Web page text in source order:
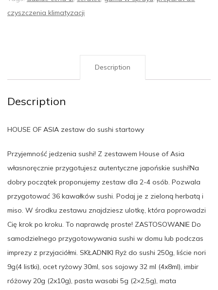
czyszczenia klimatyzacji
Description
Description
HOUSE OF ASIA zestaw do sushi startowy
Przyjemność jedzenia sushi! Z zestawem House of Asia
własnoręcznie przygotujesz autentyczne japońskie sushi!Na
dobry początek proponujemy zestaw dla 2-4 osób. Pozwala
przygotować 36 kawałków sushi. Podaj je z zieloną herbatą i
miso. W środku zestawu znajdziesz ulotkę, która poprowadzi
Cię krok po kroku. To naprawdę proste! ZASTOSOWANIE Do
samodzielnego przygotowywania sushi w domu lub podczas
imprezy z przyjaciółmi. SKŁADNIKI Ryż do sushi 250g, liście nori
9g(4 listki), ocet ryżowy 30ml, sos sojowy 32 ml (4x8ml), imbir
różowy 20g (2x10g), pasta wasabi 5g (2×2,5g), mata